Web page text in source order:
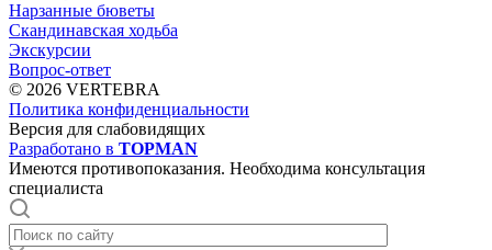
Нарзанные бюветы
Скандинавская ходьба
Экскурсии
Вопрос-ответ
© 2026 VERTEBRA
Политика конфиденциальности
Версия для слабовидящих
Разработано в TOPMAN
Имеются противопоказания. Необходима консультация
специалиста